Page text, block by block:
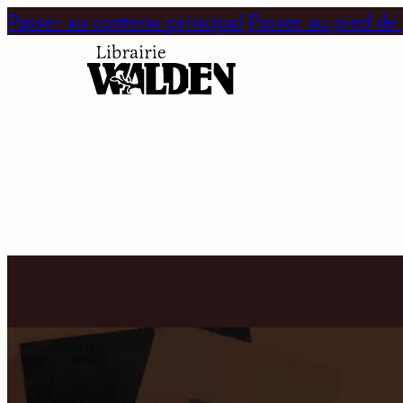
Passer au contenu principal Passer au pied de